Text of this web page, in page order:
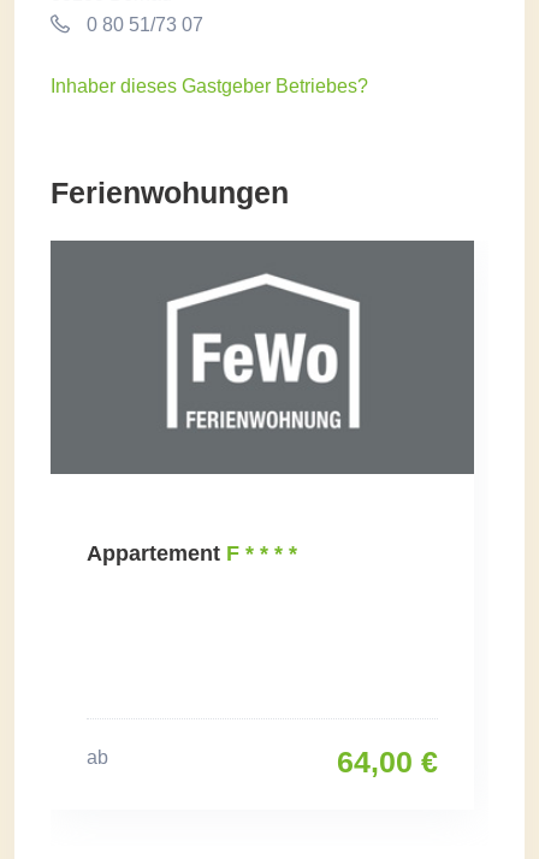
0 80 51/73 07
Inhaber dieses Gastgeber Betriebes?
Ferienwohungen
Appartement F * * * *
ab 64,00 €